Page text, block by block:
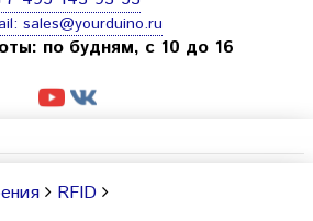
sales@yourduino.ru
по будням, с 10 до 16
RFID